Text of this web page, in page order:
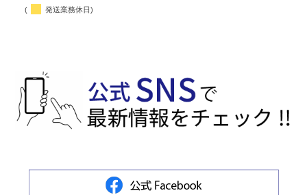
( 発送業務休日)